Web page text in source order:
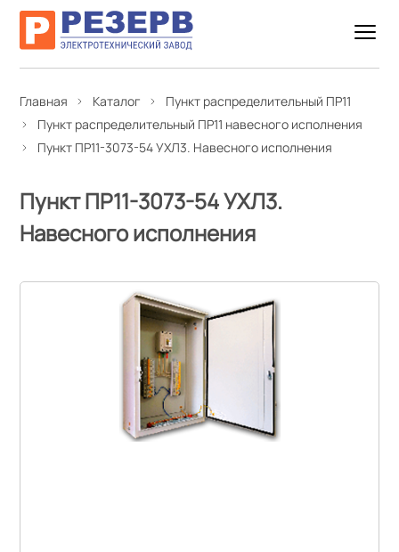
Главная Каталог
Пункт распределительный ПР11
Пункт распределительный ПР11 навесного исполнения
Пункт ПР11-3073-54 УХЛ3. Навесного исполнения
Пункт ПР11-3073-54 УХЛ3.
Навесного исполнения